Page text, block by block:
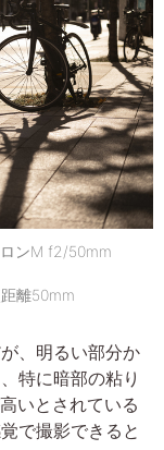
ンM f2/50mm
離50mm
、明るい部分か
特に暗部の粘り
いとされている
で撮影できると